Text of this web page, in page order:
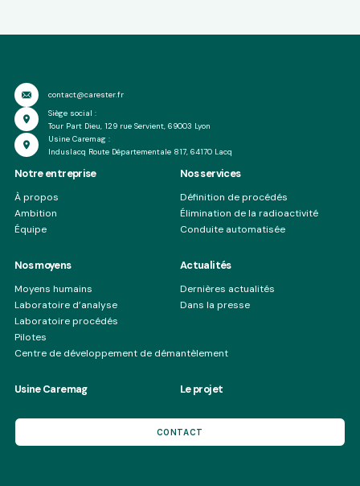
contact@carester.fr
Siège social :
Tour Part Dieu, 129 rue Servient, 69003 Lyon
Usine Caremag :
Induslacq Route Départementale 817, 64170 Lacq
Notre entreprise
À propos
Ambition
Équipe
Nos services
Définition de procédés
Élimination de la radioactivité
Conduite automatisée
Nos moyens
Moyens humains
Laboratoire d’analyse
Laboratoire procédés
Pilotes
Centre de développement de démantèlement
Actualités
Dernières actualités
Dans la presse
Usine Caremag Le projet
CONTACT